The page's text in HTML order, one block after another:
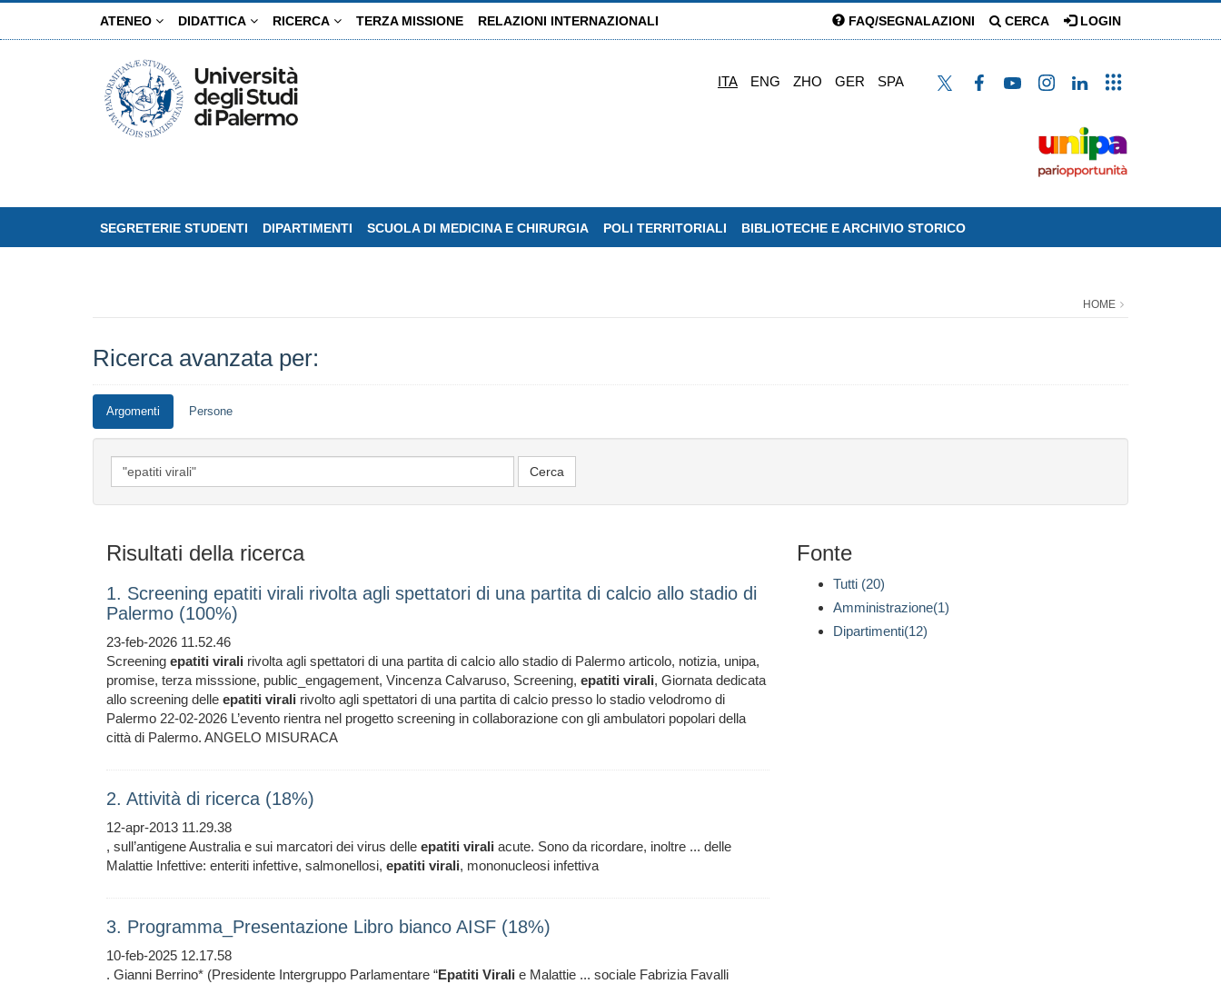
ATENEO DIDATTICA RICERCA TERZA MISSIONE RELAZIONI INTERNAZIONALI FAQ/SEGNALAZIONI CERCA LOGIN
ITA ENG ZHO GER SPA
SEGRETERIE STUDENTI DIPARTIMENTI SCUOLA DI MEDICINA E CHIRURGIA POLI TERRITORIALI BIBLIOTECHE E ARCHIVIO STORICO
HOME
Ricerca avanzata per:
Argomenti Persone
Risultati della ricerca
1. Screening epatiti virali rivolta agli spettatori di una partita di calcio allo stadio di
Palermo (100%)
23-feb-2026 11.52.46
Screening epatiti virali rivolta agli spettatori di una partita di calcio allo stadio di Palermo articolo, notizia, unipa,
promise, terza misssione, public_engagement, Vincenza Calvaruso, Screening, epatiti virali, Giornata dedicata
allo screening delle epatiti virali rivolto agli spettatori di una partita di calcio presso lo stadio velodromo di
Palermo 22-02-2026 L’evento rientra nel progetto screening in collaborazione con gli ambulatori popolari della
città di Palermo. ANGELO MISURACA
2. Attività di ricerca (18%)
12-apr-2013 11.29.38
, sull’antigene Australia e sui marcatori dei virus delle epatiti virali acute. Sono da ricordare, inoltre ... delle
Malattie Infettive: enteriti infettive, salmonellosi, epatiti virali, mononucleosi infettiva
3. Programma_Presentazione Libro bianco AISF (18%)
10-feb-2025 12.17.58
. Gianni Berrino* (Presidente Intergruppo Parlamentare “Epatiti Virali e Malattie ... sociale Fabrizia Favalli
Fonte
Tutti (20)
Amministrazione(1)
Dipartimenti(12)